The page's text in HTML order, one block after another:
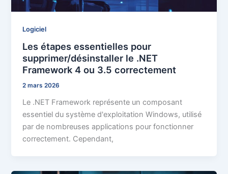
Logiciel
Les étapes essentielles pour
supprimer/désinstaller le .NET
Framework 4 ou 3.5 correctement
2 mars 2026
Le .NET Framework représente un composant
essentiel du système d'exploitation Windows, utilisé
par de nombreuses applications pour fonctionner
correctement. Cependant,